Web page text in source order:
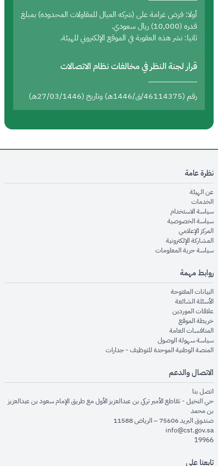
أولا: فرض غرامة على (شركه الميال للمقاولات المحدوده) بمبلغ
قدره (10,000) ريال سعودي.
ثانيا: نشر هذه العقوبة في الموقع الإلكتروني للهيئة.
قرار لجنة النظر في مخالفات نظام الاتصالات
رقم (46114375/ق/1446هـ) وتاريخ (27/03/1446هـ)
نظرة عامة
عن الهيئةopens in new window
الخدماتopens in new window
سياسة الاستخدام
سياسة الخصوصيةopens in new window
المركز الإعلاميopens in new window
المشاركة الإلكترونيةopens in new window
سياسة حرية المعلوماتopens in new window
روابط مهمة
البيانات المفتوحةopens in new window
الأسئلة الشائعةopens in new window
علاقات الموردينopens in new window
خريطة الموقعopens in new window
المنافسات العامةopens in new window
سياسة سهولة الوصولopens in new window
المنصة الوطنية الموحدة للتوظيف - جداراتopens in new window
الاتصال والدعم
اتصل بنا
حي النخيل - تقاطع الأمير تركي بن عبدالعزيز الأول مع طريق الإمام سعود بن عبدالعزيز
بن محمد
صندوق البريد 75606 – الرياض 11588
info@cst.gov.sa
19966
تابعنا على